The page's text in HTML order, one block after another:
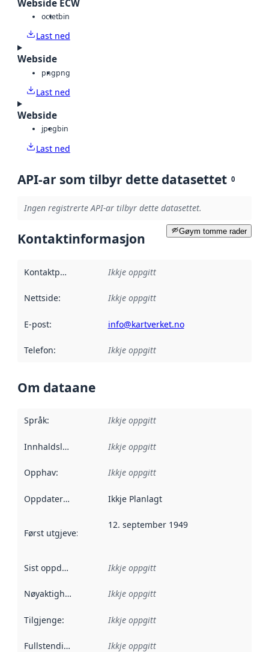
Webside ECW
octetbin
Last ned
Webside
pngpng
Last ned
Webside
jpegbin
Last ned
API-ar som tilbyr dette datasettet 0
Ingen registrerte API-ar tilbyr dette datasettet.
Gøym tomme rader
Kontaktinformasjon
Kontaktpunkt Ikkje oppgitt
Nettside: Ikkje oppgitt
E-post: info@kartverket.no
Telefon: Ikkje oppgitt
Om dataane
Språk: Ikkje oppgitt
Innhaldsleverandørar :
Ikkje oppgitt
Opphav: Ikkje oppgitt
Oppdateringsfrekvens :
Ikkje Planlagt
Først utgjeve: Denne datoen seier når dataa i dette
12. september 1949
Sist oppdatert Ikkje oppgitt
Nøyaktigheit Ikkje oppgitt
Tilgjenge: Ikkje oppgitt
Fullstendigheit Ikkje oppgitt